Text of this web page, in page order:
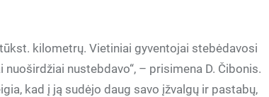
kilometrų. Vietiniai gyventojai stebėdavosi
nustebdavo“, – prisimena D. Čibonis.
kad į ją sudėjo daug savo įžvalgų ir pastabų,